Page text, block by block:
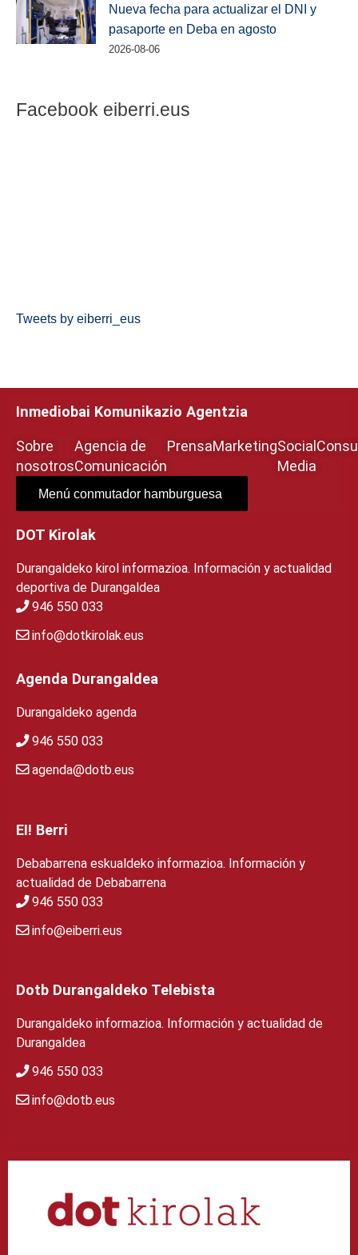
Nueva fecha para actualizar el DNI y
pasaporte en Deba en agosto
2026-08-06
Facebook eiberri.eus
Tweets by eiberri_eus
Inmediobai Komunikazio Agentzia
Sobre
nosotros
Agencia de
Comunicación
PrensaMarketingSocial
Media
Menú conmutador hamburguesa
DOT Kirolak
Durangaldeko kirol informazioa. Información y actualidad
deportiva de Durangaldea
946 550 033
info@dotkirolak.eus
Agenda Durangaldea
Durangaldeko agenda
946 550 033
agenda@dotb.eus
EI! Berri
Debabarrena eskualdeko informazioa. Información y
actualidad de Debabarrena
946 550 033
info@eiberri.eus
Dotb Durangaldeko Telebista
Durangaldeko informazioa. Información y actualidad de
Durangaldea
946 550 033
info@dotb.eus